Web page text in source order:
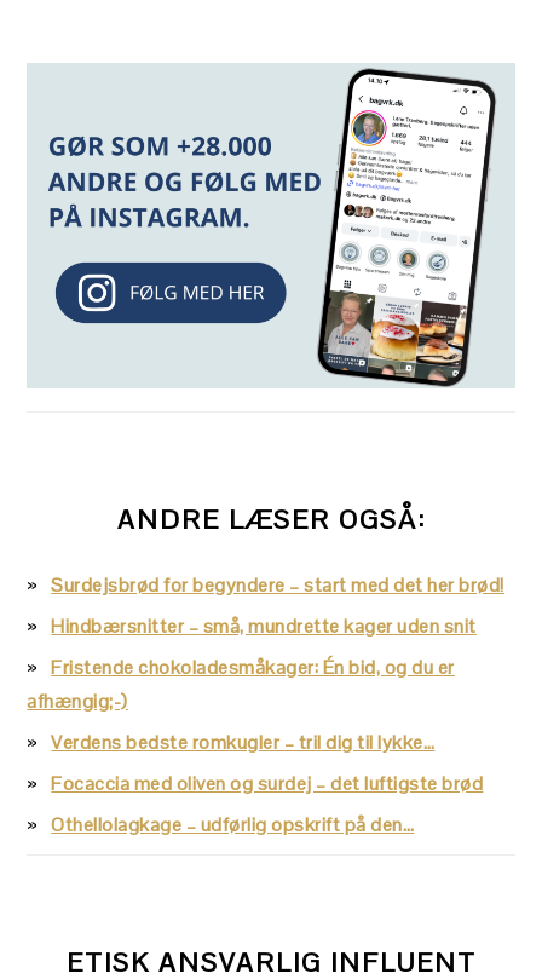
ANDRE LÆSER OGSÅ:
Surdejsbrød for begyndere – start med det her brød!
Hindbærsnitter – små, mundrette kager uden snit
Fristende chokoladesmåkager: Én bid, og du er
afhængig;-)
Verdens bedste romkugler – tril dig til lykke…
Focaccia med oliven og surdej – det luftigste brød
Othellolagkage – udførlig opskrift på den…
ETISK ANSVARLIG INFLUENT